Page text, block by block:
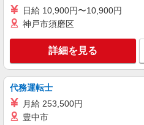
キープ
派遣社員
パーソルテンプスタッフ株式会社
（医療）/26-0624824
［あんしん長
愛知県名古
日給 10,900円〜10,900円
神戸市須磨区
詳細を見る
代務運転士
月給 253,500円
豊中市